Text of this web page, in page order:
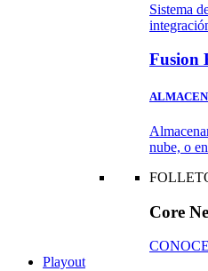
Sistema
Fusion
nube, o
Core
Playout